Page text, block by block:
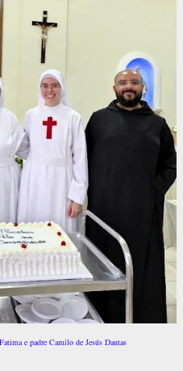
e padre Camilo de Jesús Dantas